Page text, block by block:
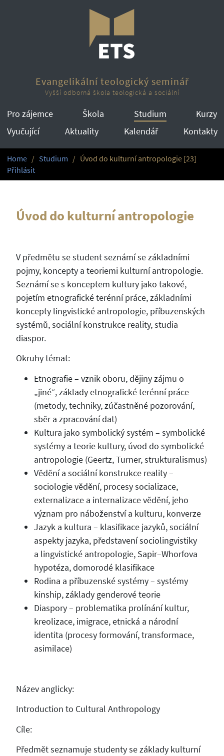
Evangelikální teologický seminář
Vyšší odborná škola teologická a sociální
Pro zájemce Škola Studium
Kurzy
Vyučující
Aktuality Kalendář Kontakty
Home Studium
Úvod do kulturní antropologie [23]
Přihlásit
Úvod do kulturní antropologie
V předmětu se student seznámí se základními
pojmy, koncepty a teoriemi kulturní antropologie.
Seznámí se s konceptem kultury jako takové,
pojetím etnografické terénní práce, základními
koncepty lingvistické antropologie, příbuzenských
systémů, sociální konstrukce reality, studia
diaspor.
Okruhy témat:
Etnografie – vznik oboru, dějiny zájmu o
„jiné“, základy etnografické terénní práce
(metody, techniky, zúčastněné pozorování,
sběr a zpracování dat)
Kultura jako symbolický systém – symbolické
systémy a teorie kultury, úvod do symbolické
antropologie (Geertz, Turner, strukturalismus)
Vědění a sociální konstrukce reality –
sociologie vědění, procesy socializace,
externalizace a internalizace vědění, jeho
význam pro náboženství a kulturu, konverze
Jazyk a kultura – klasifikace jazyků, sociální
aspekty jazyka, představení sociolingvistiky
a lingvistické antropologie, Sapir–Whorfova
hypotéza, domorodé klasifikace
Rodina a příbuzenské systémy – systémy
kinship, základy genderové teorie
Diaspory – problematika prolínání kultur,
kreolizace, imigrace, etnická a národní
identita (procesy formování, transformace,
asimilace)
Název anglicky:
Introduction to Cultural Anthropology
Cíle:
Předmět seznamuje studenty se základy kulturní